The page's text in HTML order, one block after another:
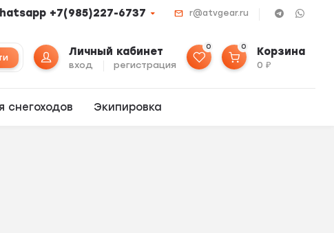
+7(985)227-6737 r@atvgear.ru
Личный кабинет
вход регистрация
0 0 Корзина
0₽
снегоходов Экипировка